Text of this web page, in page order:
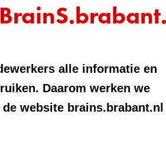
alle informatie en
Daarom werken we
website brains.brabant.nl